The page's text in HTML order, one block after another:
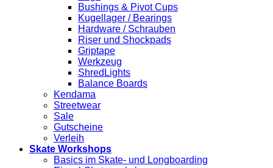
Bushings & Pivot Cups
Kugellager / Bearings
Hardware / Schrauben
Riser und Shockpads
Griptape
Werkzeug
ShredLights
Balance Boards
Kendama
Streetwear
Sale
Gutscheine
Verleih
Skate Workshops
Basics im Skate- und Longboarding